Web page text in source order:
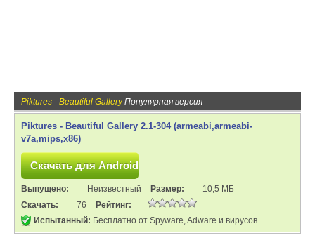
Piktures - Beautiful GalleryПопулярная версия
Piktures - Beautiful Gallery 2.1-304 (armeabi,armeabi-
v7a,mips,x86)
Выпущено: Неизвестный Размер:
10,5 МБ
Скачать:
76
Рейтинг:
Испытанный: Бесплатно от Spyware, Adware и вирусов